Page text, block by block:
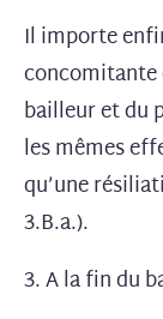
Il importe
concomitante
bailleur et du
les mêmes
qu’une
3.B.a.).
3. A la fin du